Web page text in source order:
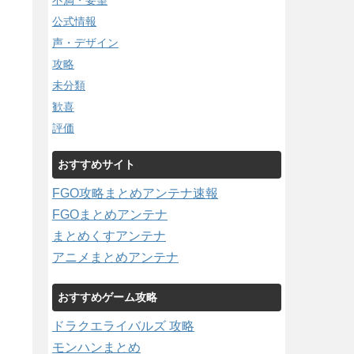
公式情報
声・デザイン
攻略
未分類
歓喜
評価
おすすめサイト
FGO攻略まとめアンテナ速報
FGOまとめアンテナ
まとめくすアンテナ
アニメまとめアンテナ
おすすめゲーム攻略
ドラクエライバルズ 攻略
モンハンまとめ